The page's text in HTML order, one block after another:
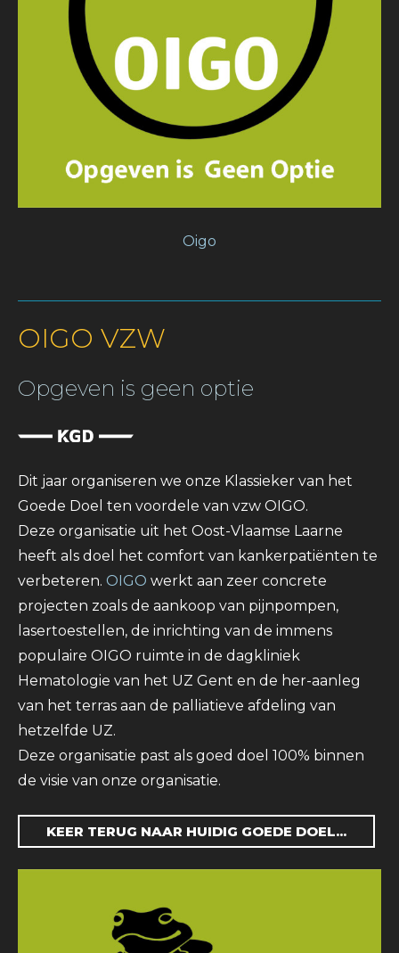
Oigo
OIGO VZW
Opgeven is geen optie
Dit jaar organiseren we onze Klassieker van het
Goede Doel ten voordele van vzw OIGO.
Deze organisatie uit het Oost-Vlaamse Laarne
heeft als doel het comfort van kankerpatiënten te
verbeteren. OIGO werkt aan zeer concrete
projecten zoals de aankoop van pijnpompen,
lasertoestellen, de inrichting van de immens
populaire OIGO ruimte in de dagkliniek
Hematologie van het UZ Gent en de her-aanleg
van het terras aan de palliatieve afdeling van
hetzelfde UZ.
Deze organisatie past als goed doel 100% binnen
de visie van onze organisatie.
KEER TERUG NAAR HUIDIG GOEDE DOEL...